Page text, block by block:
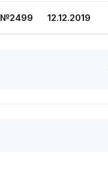
№2499 12.12.2019